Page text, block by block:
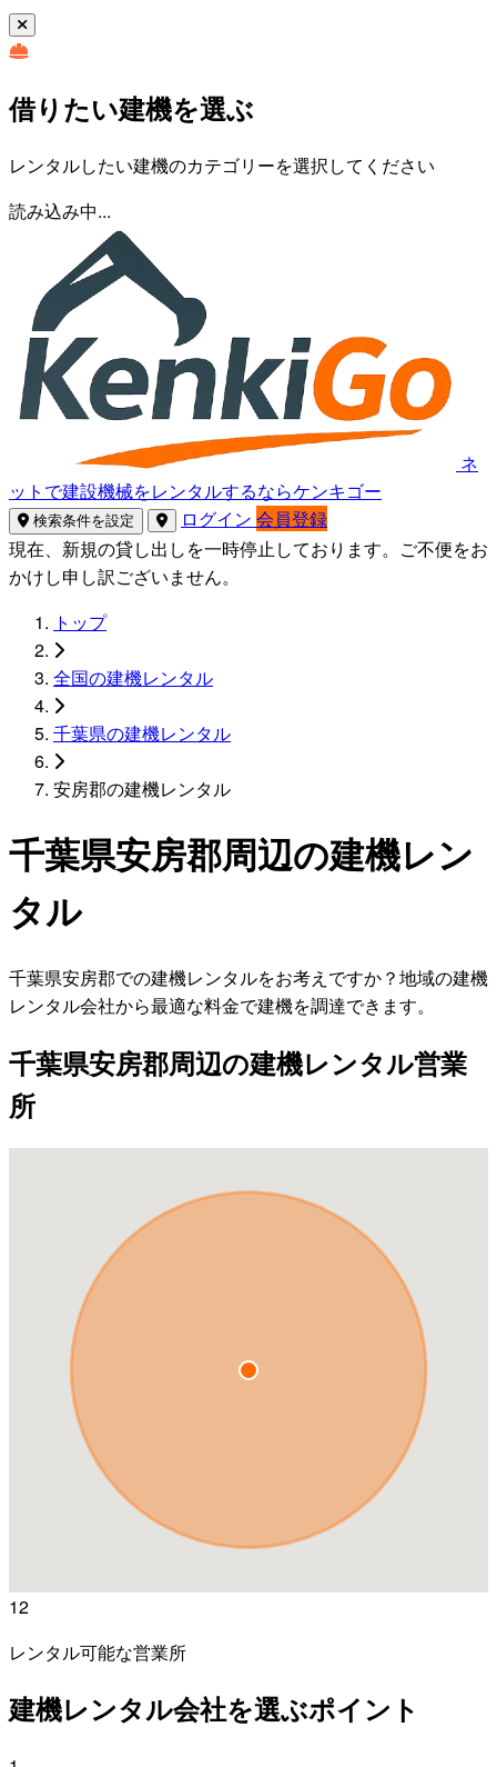
借りたい建機を選ぶ
レンタルしたい建機のカテゴリーを選択してください
読み込み中...
ネ
ットで建設機械をレンタルするならケンキゴー
検索条件を設定 ログイン 会員登録
現在、新規の貸し出しを一時停止しております。ご不便をお
かけし申し訳ございません。
トップ
全国の建機レンタル
千葉県の建機レンタル
安房郡の建機レンタル
千葉県安房郡周辺の建機レン
タル
千葉県安房郡での建機レンタルをお考えですか？地域の建機
レンタル会社から最適な料金で建機を調達できます。
千葉県安房郡周辺の建機レンタル営業
所
12
レンタル可能な営業所
建機レンタル会社を選ぶポイント